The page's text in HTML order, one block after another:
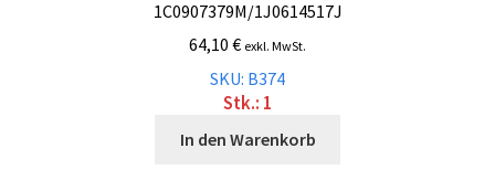
Widerrufsbelehrung
Zahlung und Versand
1C0907379M/1J0614517J
64,10 € exkl. MwSt.
SKU: B374
Stk.: 1
In den Warenkorb